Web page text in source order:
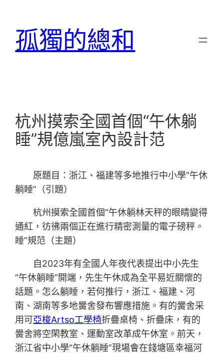
孤獨的總和
杭州摸索全國首個“午休躺
睡”規億嵐室內設計范
原題目：浙江、福建等多地推行中小學“午休
躺睡”（引題）
杭州摸索全國首個“午休躺林天秤的眼睛變得
通紅，彷彿兩個正在進行精密測量的電子磅秤。
睡”規范（主題）
自2023年有全國人年夜代表提出中小先生
“午休躺睡”開端，先生午休成為全平易近關懷的
話題。怎么躺睡，若何推行，浙江、福建、河
南、湖南等多地黌舍發布響應措施。有的黌舍采
用可亞梭Artso工學椅折疊桌椅、折疊床，有的
黌舍將空閑教室、運動室改革成午休室。前天，
浙江省中小學“午休躺睡”現場會在錢塘區幸福河